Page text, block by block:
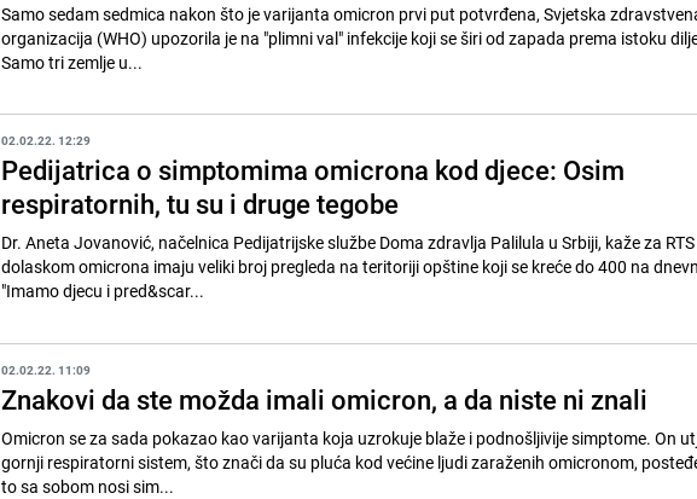
Samo sedam sedmica nakon što je varijanta omicron prvi put potvrđena, Svjetska
organizacija (WHO) upozorila je na "plimni val" infekcije koji se širi od zapada prema istoku
Samo tri zemlje u...
02.02.22. 12:29
Pedijatrica o simptomima omicrona kod djece: Osim
respiratornih, tu su i druge tegobe
Dr. Aneta Jovanović, načelnica Pedijatrijske službe Doma zdravlja Palilula u Srbiji, kaže za
dolaskom omicrona imaju veliki broj pregleda na teritoriji opštine koji se kreće do 400 na
"Imamo djecu i pred&scar...
02.02.22. 11:09
Znakovi da ste možda imali omicron, a da niste ni znali
Omicron se za sada pokazao kao varijanta koja uzrokuje blaže i podnošljivije simptome. On
gornji respiratorni sistem, što znači da su pluća kod većine ljudi zaraženih omicronom,
to sa sobom nosi sim...